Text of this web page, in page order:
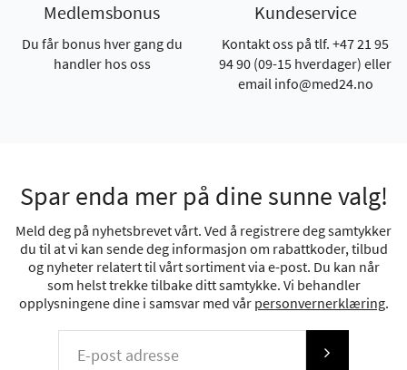
Medlemsbonus
Du får bonus hver gang du
handler hos oss
Kundeservice
Kontakt oss på tlf. +47 21 95
94 90 (09-15 hverdager) eller
email info@med24.no
Spar enda mer på dine sunne valg!
Meld deg på nyhetsbrevet vårt. Ved å registrere deg samtykker
du til at vi kan sende deg informasjon om rabattkoder, tilbud
og nyheter relatert til vårt sortiment via e-post. Du kan når
som helst trekke tilbake ditt samtykke. Vi behandler
opplysningene dine i samsvar med vår personvernerklæring.